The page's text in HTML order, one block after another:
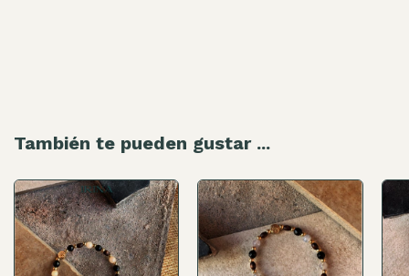
También te pueden gustar ...